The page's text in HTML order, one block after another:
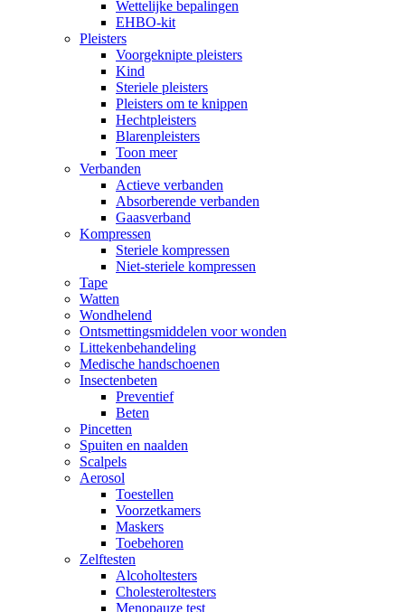
Wettelijke bepalingen
EHBO-kit
Pleisters
Voorgeknipte pleisters
Kind
Steriele pleisters
Pleisters om te knippen
Hechtpleisters
Blarenpleisters
Toon meer
Verbanden
Actieve verbanden
Absorberende verbanden
Gaasverband
Kompressen
Steriele kompressen
Niet-steriele kompressen
Tape
Watten
Wondhelend
Ontsmettingsmiddelen voor wonden
Littekenbehandeling
Medische handschoenen
Insectenbeten
Preventief
Beten
Pincetten
Spuiten en naalden
Scalpels
Aerosol
Toestellen
Voorzetkamers
Maskers
Toebehoren
Zelftesten
Alcoholtesters
Cholesteroltesters
Menopauze test